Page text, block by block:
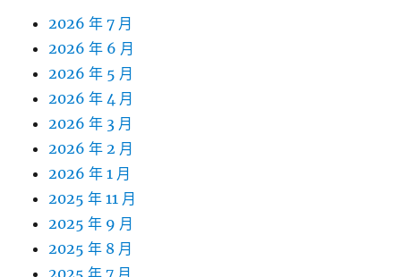
2026 年 7 月
2026 年 6 月
2026 年 5 月
2026 年 4 月
2026 年 3 月
2026 年 2 月
2026 年 1 月
2025 年 11 月
2025 年 9 月
2025 年 8 月